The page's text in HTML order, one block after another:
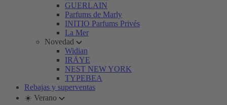
GUERLAIN
Parfums de Marly
INITIO Parfums Privés
La Mer
Novedad
Widian
IRÄYE
NEST NEW YORK
TYPEBEA
Rebajas y superventas
☀️ Verano